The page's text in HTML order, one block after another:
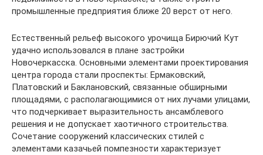
промышленные предприятия ближе 20 верст от него.
Естественный рельеф высокого урочища Бирючий Кут
удачно использовался в плане застройки
Новочеркасска. Основными элементами проектирования
центра города стали проспекты: Ермаковский,
Платовский и Баклановский, связанные обширными
площадями, с располагающимися от них лучами улицами,
что подчеркивает выразительность ансамблевого
решения и не допускает хаотичного строительства.
Сочетание сооружений классических стилей с
элементами казачьей помпезности характеризует